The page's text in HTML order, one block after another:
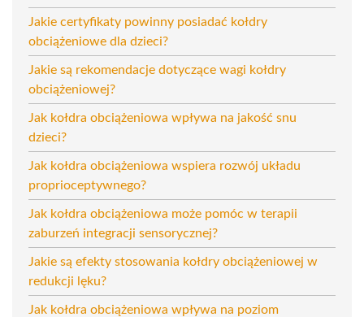
Jakie certyfikaty powinny posiadać kołdry
obciążeniowe dla dzieci?
Jakie są rekomendacje dotyczące wagi kołdry
obciążeniowej?
Jak kołdra obciążeniowa wpływa na jakość snu
dzieci?
Jak kołdra obciążeniowa wspiera rozwój układu
proprioceptywnego?
Jak kołdra obciążeniowa może pomóc w terapii
zaburzeń integracji sensorycznej?
Jakie są efekty stosowania kołdry obciążeniowej w
redukcji lęku?
Jak kołdra obciążeniowa wpływa na poziom